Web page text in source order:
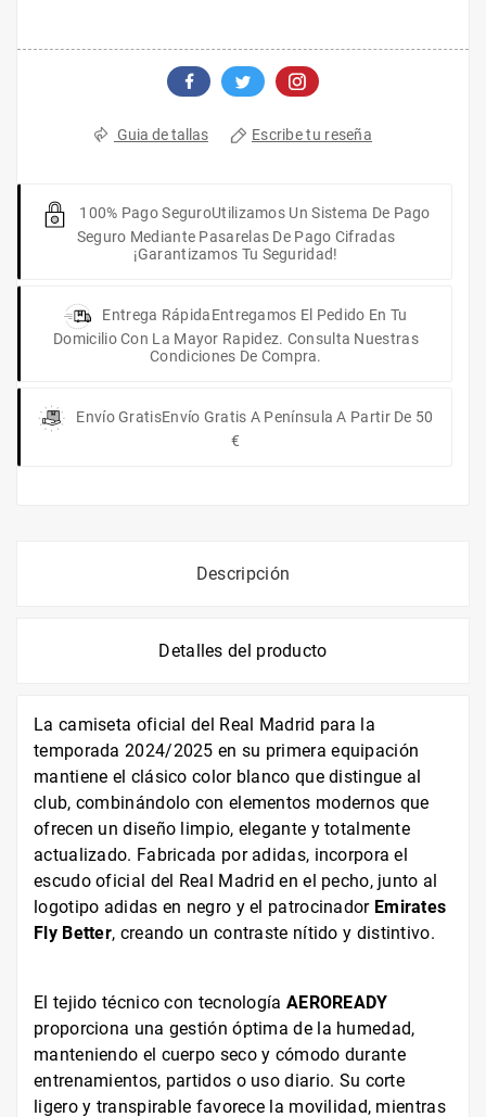
Guia de tallas Escribe tu reseña
100% Pago SeguroUtilizamos Un Sistema De Pago
Seguro Mediante Pasarelas De Pago Cifradas
¡Garantizamos Tu Seguridad!
Entrega RápidaEntregamos El Pedido En Tu
Domicilio Con La Mayor Rapidez. Consulta Nuestras
Condiciones De Compra.
Envío GratisEnvío Gratis A Península A Partir De 50
€
Descripción
Detalles del producto
La camiseta oficial del Real Madrid para la
temporada 2024/2025 en su primera equipación
mantiene el clásico color blanco que distingue al
club, combinándolo con elementos modernos que
ofrecen un diseño limpio, elegante y totalmente
actualizado. Fabricada por adidas, incorpora el
escudo oficial del Real Madrid en el pecho, junto al
logotipo adidas en negro y el patrocinador Emirates
Fly Better, creando un contraste nítido y distintivo.
El tejido técnico con tecnología AEROREADY
proporciona una gestión óptima de la humedad,
manteniendo el cuerpo seco y cómodo durante
entrenamientos, partidos o uso diario. Su corte
ligero y transpirable favorece la movilidad, mientras